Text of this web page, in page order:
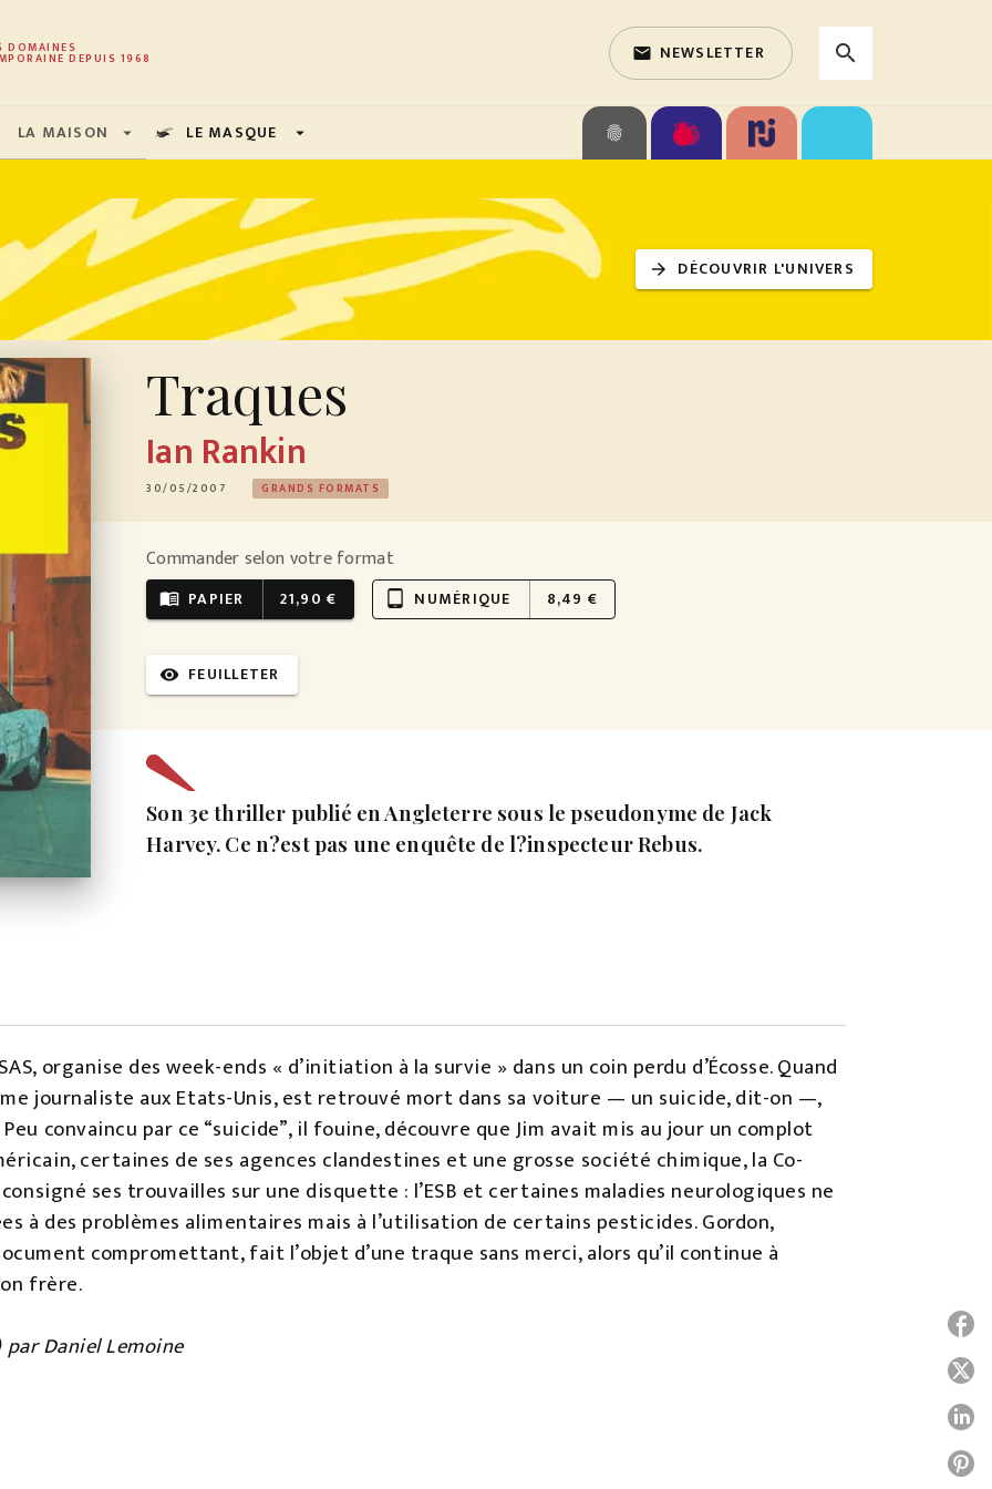
PIED DE PAGE
DOMAINES
DEPUIS 1968 email NEWSLETTER search
LA MAISON arrow_drop_down LE MASQUE arrow_drop_down fingerprint
search
arrow_forward DÉCOUVRIR L'UNIVERS
Traques
Ian Rankin
30/05/2007 GRANDS FORMATS
Commander selon votre format
menu_book PAPIER 21,90 € tablet_android NUMÉRIQUE 8,49 €
visibility FEUILLETER
Son 3e thriller publié en Angleterre sous le pseudonyme de Jack
Harvey. Ce n?est pas une enquête de l?inspecteur Rebus.
organise des week-ends « d’initiation à la survie » dans un coin perdu d’Écosse. Quand
journaliste aux Etats-Unis, est retrouvé mort dans sa voiture — un suicide, dit-on —,
convaincu par ce “suicide”, il fouine, découvre que Jim avait mis au jour un complot
certaines de ses agences clandestines et une grosse société chimique, la Co-
ses trouvailles sur une disquette : l’ESB et certaines maladies neurologiques ne
à des problèmes alimentaires mais à l’utilisation de certains pesticides. Gordon,
compromettant, fait l’objet d’une traque sans merci, alors qu’il continue à
frère.
par Daniel Lemoine